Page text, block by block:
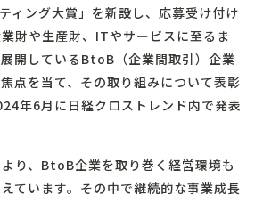
ィング大賞」を新設し、応募受け付け
財や生産財、ITやサービスに至るま
開しているBtoB（企業間取引）企業
点を当て、その取り組みについて表彰
年6月に日経クロストレンド内で発表
り、BtoB企業を取り巻く経営環境も
ています。その中で継続的な事業成長